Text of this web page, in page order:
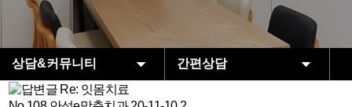
상담&커뮤니티
안성e맞춤치과
간편상담
Re: 잇몸치료